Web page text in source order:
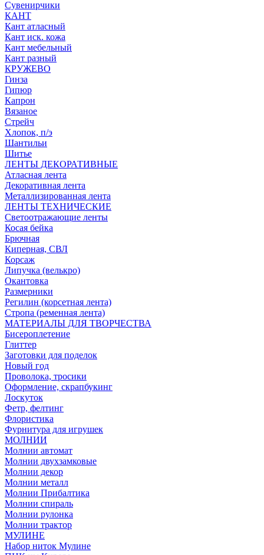
Сувенирчики
КАНТ
Кант атласный
Кант иск. кожа
Кант мебельный
Кант разный
КРУЖЕВО
Гинза
Гипюр
Капрон
Вязаное
Стрейч
Хлопок, п/э
Шантильи
Шитье
ЛЕНТЫ ДЕКОРАТИВНЫЕ
Атласная лента
Декоративная лента
Металлизированная лента
ЛЕНТЫ ТЕХНИЧЕСКИЕ
Светоотражающие ленты
Косая бейка
Брючная
Киперная, СВЛ
Корсаж
Липучка (велькро)
Окантовка
Размерники
Регилин (корсетная лента)
Стропа (ременная лента)
МАТЕРИАЛЫ ДЛЯ ТВОРЧЕСТВА
Бисероплетение
Глиттер
Заготовки для поделок
Новый год
Проволока, тросики
Оформление, скрапбукинг
Лоскуток
Фетр, фелтинг
Флористика
Фурнитура для игрушек
МОЛНИИ
Молнии автомат
Молнии двухзамковые
Молнии декор
Молнии металл
Молнии Прибалтика
Молнии спираль
Молнии рулонка
Молнии трактор
МУЛИНЕ
Набор ниток Мулине